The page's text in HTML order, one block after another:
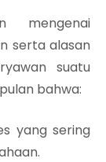
mengenai
serta alasan
suatu
bahwa:
yang sering